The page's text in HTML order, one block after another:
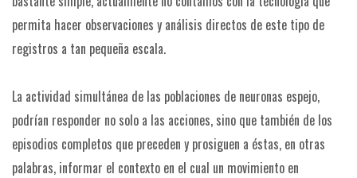
permita hacer observaciones y análisis directos de este tipo de
registros a tan pequeña escala.
La actividad simultánea de las poblaciones de neuronas espejo,
podrían responder no solo a las acciones, sino que también de los
episodios completos que preceden y prosiguen a éstas, en otras
palabras, informar el contexto en el cual un movimiento en